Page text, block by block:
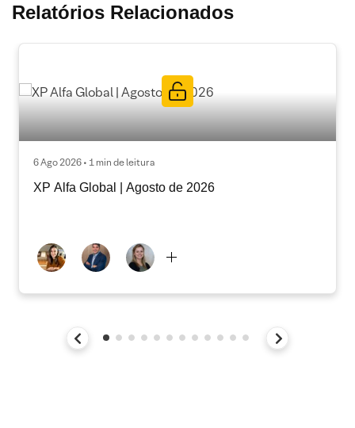
Relatórios Relacionados
6 Ago 2026 • 1 min de leitura
XP Alfa Global | Agosto de 2026